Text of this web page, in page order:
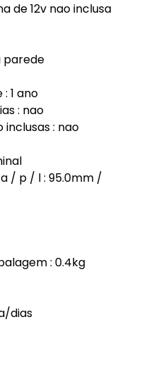
de 12v nao inclusa
parede
1 ano
: nao
: nao
/ p / l : 95.0mm /
: 0.4kg
dias